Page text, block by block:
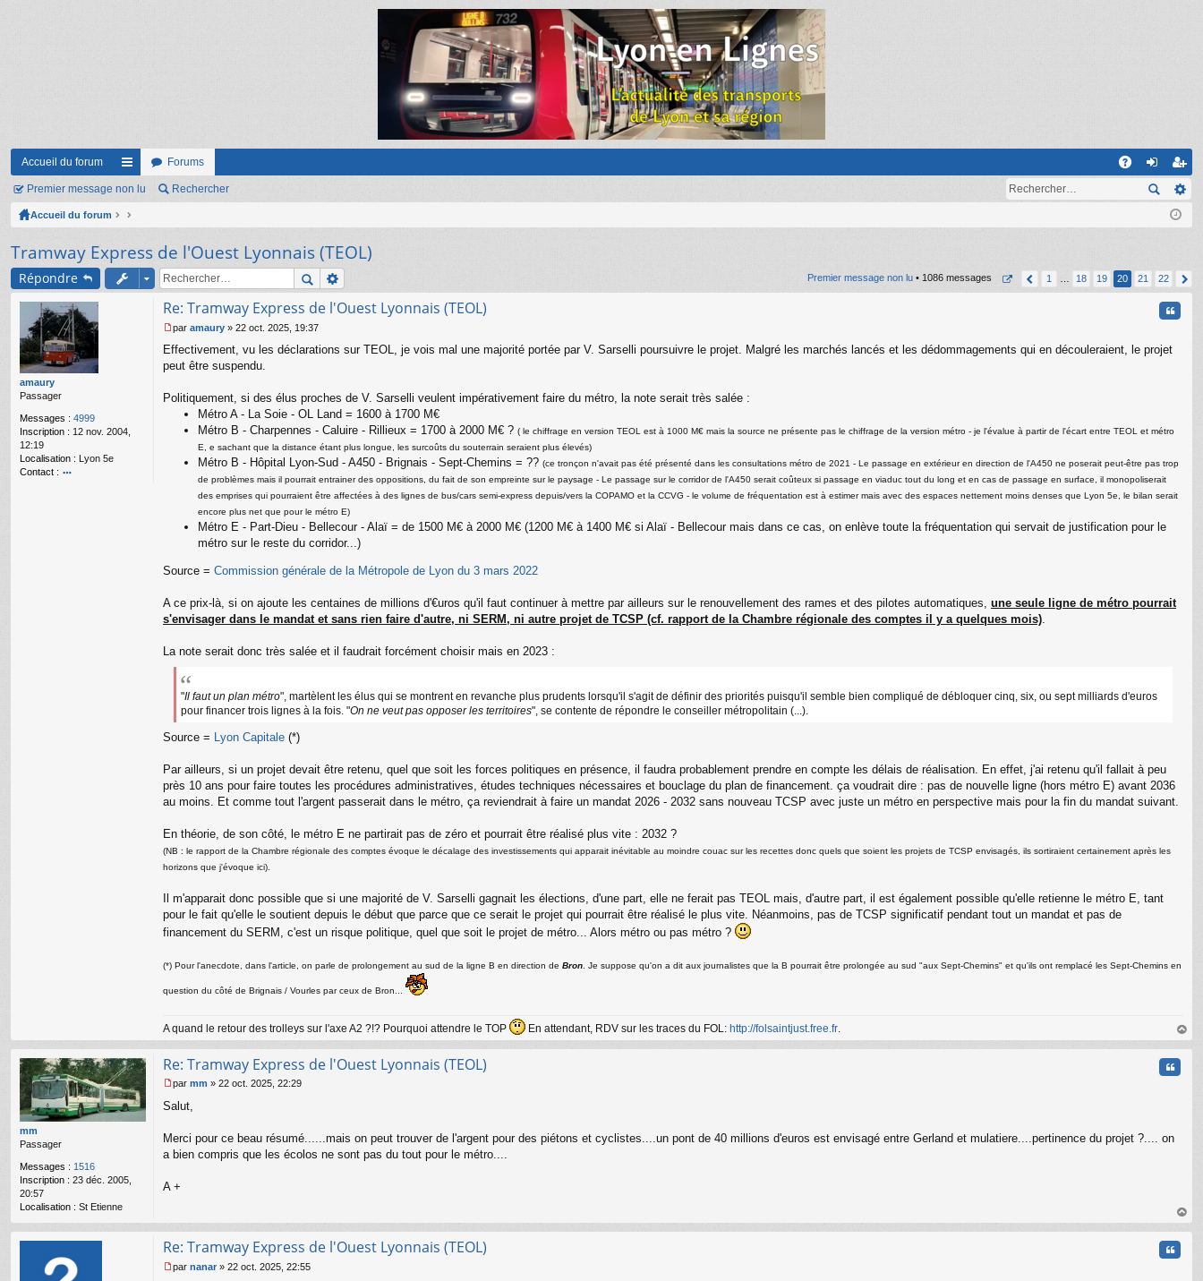
Accueil du forum
ac
co
ci
s
Forums
on
on
ns
cri
on
Premier message non lu Rechercher
Accueil du forum
Tramway Express de l'Ouest Lyonnais (TEOL)
Répondre Premier message non lu • 1086 messages 1 18 19 20 21 22
amaury
Passager
Messages : 4999
Inscription : 12 nov. 2004,
12:19
Localisation : Lyon 5e
Contact :
Re: Tramway Express de l'Ouest Lyonnais (TEOL)
e
s
a
g
par amaury » 22 oct. 2025, 19:37
Effectivement, vu les déclarations sur TEOL, je vois mal une majorité portée par V. Sarselli poursuivre le projet. Malgré les marchés lancés et les dédommagements qui en découleraient, le projet
peut être suspendu.
Politiquement, si des élus proches de V. Sarselli veulent impérativement faire du métro, la note serait très salée :
Métro A - La Soie - OL Land = 1600 à 1700 M€
Métro B - Charpennes - Caluire - Rillieux = 1700 à 2000 M€ ? ( le chiffrage en version TEOL est à 1000 M€ mais la source ne présente pas le chiffrage de la version métro - je l'évalue à partir de l'écart entre TEOL et métro
E, e sachant que la distance étant plus longue, les surcoûts du souterrain seraient plus élevés)
Métro B - Hôpital Lyon-Sud - A450 - Brignais - Sept-Chemins = ?? (ce tronçon n'avait pas été présenté dans les consultations métro de 2021 - Le passage en extérieur en direction de l'A450 ne poserait peut-être pas trop
de problèmes mais il pourrait entrainer des oppositions, du fait de son empreinte sur le paysage - Le passage sur le corridor de l'A450 serait coûteux si passage en viaduc tout du long et en cas de passage en surface, il monopoliserait
des emprises qui pourraient être affectées à des lignes de bus/cars semi-express depuis/vers la COPAMO et la CCVG - le volume de fréquentation est à estimer mais avec des espaces nettement moins denses que Lyon 5e, le bilan serait
encore plus net que pour le métro E)
Métro E - Part-Dieu - Bellecour - Alaï = de 1500 M€ à 2000 M€ (1200 M€ à 1400 M€ si Alaï - Bellecour mais dans ce cas, on enlève toute la fréquentation qui servait de justification pour le
métro sur le reste du corridor...)
Source = Commission générale de la Métropole de Lyon du 3 mars 2022
A ce prix-là, si on ajoute les centaines de millions d'€uros qu'il faut continuer à mettre par ailleurs sur le renouvellement des rames et des pilotes automatiques, une seule ligne de métro pourrait
s'envisager dans le mandat et sans rien faire d'autre, ni SERM, ni autre projet de TCSP (cf. rapport de la Chambre régionale des comptes il y a quelques mois).
La note serait donc très salée et il faudrait forcément choisir mais en 2023 :
"Il faut un plan métro", martèlent les élus qui se montrent en revanche plus prudents lorsqu'il s'agit de définir des priorités puisqu'il semble bien compliqué de débloquer cinq, six, ou sept milliards d'euros
pour financer trois lignes à la fois. "On ne veut pas opposer les territoires", se contente de répondre le conseiller métropolitain (...).
Source = Lyon Capitale (*)
Par ailleurs, si un projet devait être retenu, quel que soit les forces politiques en présence, il faudra probablement prendre en compte les délais de réalisation. En effet, j'ai retenu qu'il fallait à peu
près 10 ans pour faire toutes les procédures administratives, études techniques nécessaires et bouclage du plan de financement. ça voudrait dire : pas de nouvelle ligne (hors métro E) avant 2036
au moins. Et comme tout l'argent passerait dans le métro, ça reviendrait à faire un mandat 2026 - 2032 sans nouveau TCSP avec juste un métro en perspective mais pour la fin du mandat suivant.
En théorie, de son côté, le métro E ne partirait pas de zéro et pourrait être réalisé plus vite : 2032 ?
(NB : le rapport de la Chambre régionale des comptes évoque le décalage des investissements qui apparait inévitable au moindre couac sur les recettes donc quels que soient les projets de TCSP envisagés, ils sortiraient certainement après les
horizons que j'évoque ici).
Il m'apparait donc possible que si une majorité de V. Sarselli gagnait les élections, d'une part, elle ne ferait pas TEOL mais, d'autre part, il est également possible qu'elle retienne le métro E, tant
pour le fait qu'elle le soutient depuis le début que parce que ce serait le projet qui pourrait être réalisé le plus vite. Néanmoins, pas de TCSP significatif pendant tout un mandat et pas de
financement du SERM, c'est un risque politique, quel que soit le projet de métro... Alors métro ou pas métro ?
(*) Pour l'anecdote, dans l'article, on parle de prolongement au sud de la ligne B en direction de Bron. Je suppose qu'on a dit aux journalistes que la B pourrait être prolongée au sud "aux Sept-Chemins" et qu'ils ont remplacé les Sept-Chemins en
question du côté de Brignais / Vourles par ceux de Bron...
A quand le retour des trolleys sur l'axe A2 ?!? Pourquoi attendre le TOP En attendant, RDV sur les traces du FOL: http://folsaintjust.free.fr
au
mm
Passager
Messages : 1516
Inscription : 23 déc. 2005,
20:57
Localisation : St Etienne
Re: Tramway Express de l'Ouest Lyonnais (TEOL)
e
s
a
g
n
par mm » 22 oct. 2025, 22:29
Salut,
Merci pour ce beau résumé......mais on peut trouver de l'argent pour des piétons et cyclistes....un pont de 40 millions d'euros est envisagé entre Gerland et mulatiere....pertinence du projet ?.... on
a bien compris que les écolos ne sont pas du tout pour le métro....
A +
au
Re: Tramway Express de l'Ouest Lyonnais (TEOL)
par nanar » 22 oct. 2025, 22:55